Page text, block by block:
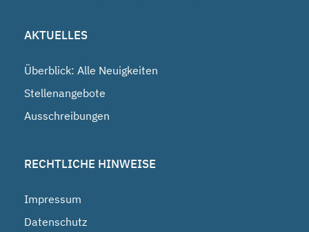
AKTUELLES
Überblick: Alle Neuigkeiten
Stellenangebote
Ausschreibungen
RECHTLICHE HINWEISE
Impressum
Datenschutz